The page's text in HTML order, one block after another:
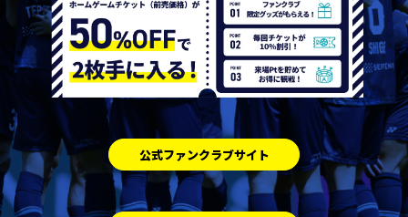
公式ファンクラブサイト